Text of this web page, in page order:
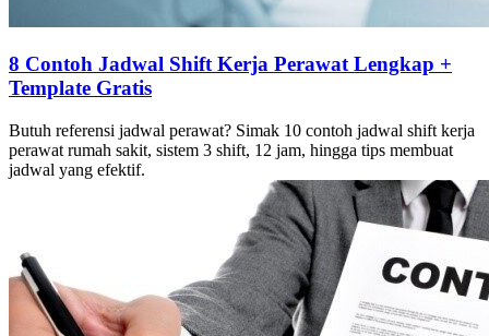
8 Contoh Jadwal Shift Kerja Perawat Lengkap +
Template Gratis
Butuh referensi jadwal perawat? Simak 10 contoh jadwal shift kerja
perawat rumah sakit, sistem 3 shift, 12 jam, hingga tips membuat
jadwal yang efektif.